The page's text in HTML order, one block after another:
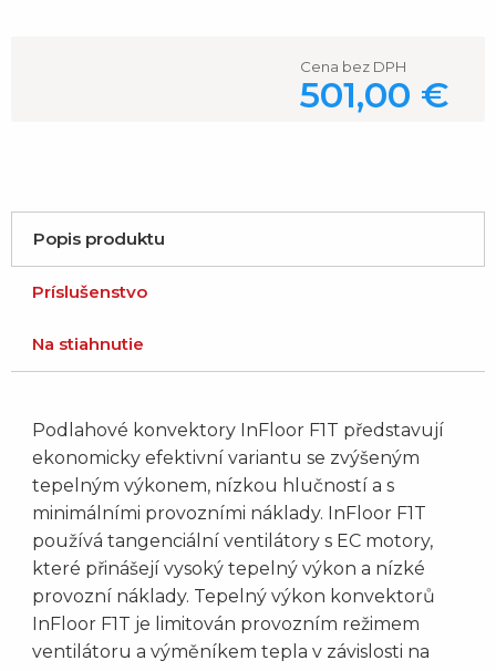
Cena bez DPH
501,00 €
Popis produktu
Príslušenstvo
Na stiahnutie
Podlahové konvektory InFloor F1T představují
ekonomicky efektivní variantu se zvýšeným
tepelným výkonem, nízkou hlučností a s
minimálními provozními náklady. InFloor F1T
používá tangenciální ventilátory s EC motory,
které přinášejí vysoký tepelný výkon a nízké
provozní náklady. Tepelný výkon konvektorů
InFloor F1T je limitován provozním režimem
ventilátoru a výměníkem tepla v závislosti na